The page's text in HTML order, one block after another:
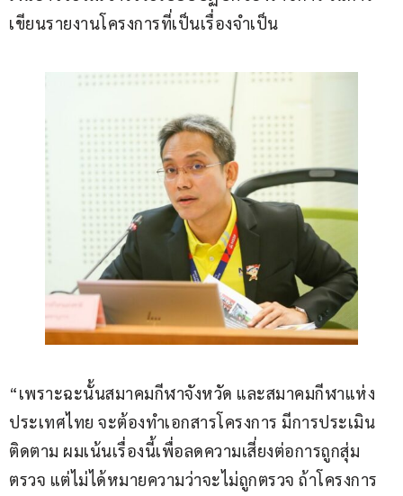
เขียนรายงานโครงการที่เป็นเรื่องจำเป็น
“เพราะฉะนั้นสมาคมกีฬาจังหวัด และสมาคมกีฬาแห่ง
ประเทศไทย จะต้องทำเอกสารโครงการ มีการประเมิน
ติดตาม ผมเน้นเรื่องนี้เพื่อลดความเสี่ยงต่อการถูกสุ่ม
ตรวจ แต่ไม่ได้หมายความว่าจะไม่ถูกตรวจ ถ้าโครงการ